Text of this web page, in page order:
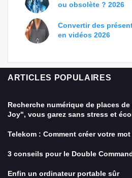
ou obsolète ? 2026
Convertir des
en vidéos 2026
ARTICLES POPULAIRES
Recherche numérique de places
Joy", vous garez sans stress et
Telekom : Comment créer votre
3 conseils pour le Double
Enfin un ordinateur portable sûr